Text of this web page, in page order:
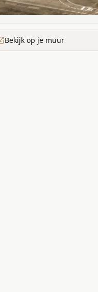
Bekijk op je muur